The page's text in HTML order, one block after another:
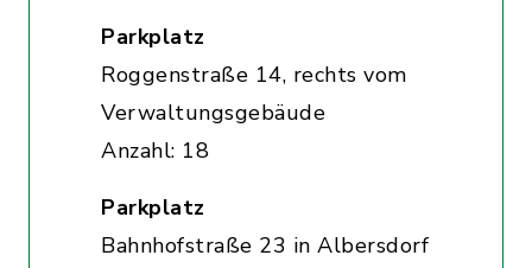
Parkplatz
Roggenstraße 14, rechts vom
Verwaltungsgebäude
Anzahl: 18
Parkplatz
Bahnhofstraße 23 in Albersdorf